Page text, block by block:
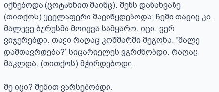
იქნებოდა (ცოტახნით მაინც). შენს დანახვაზე
(თითქოს) ყველაფერი მავიწყდებოდა; ჩემი თავიც კი.
მალევე ბურუსმა მოიცვა სამყარო. იცი..ვერ
ვიჯერებდი. თავი რაღაც კოშმარში მეგონა. “მალე
დამთავრდება?” სიცარიელეს ვგრძნობდი, რაღაც
მაკლდა. (თითქოს) მჭირდებოდი.
მე იცი? შენით ვარსებობდი.